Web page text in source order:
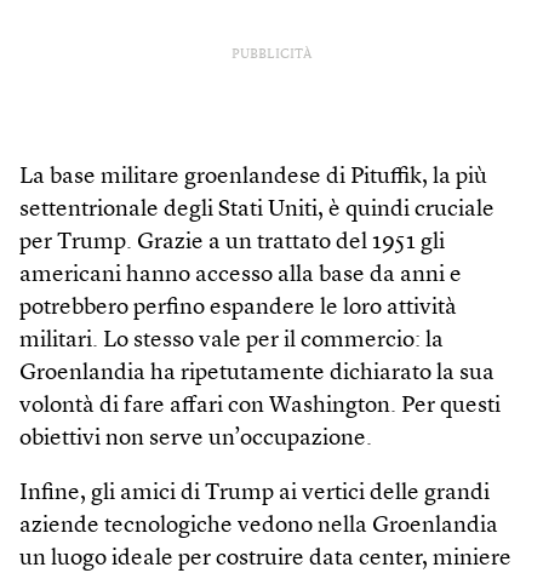
PUBBLICITÀ
La base militare groenlandese di Pituffik, la più
settentrionale degli Stati Uniti, è quindi cruciale
per Trump. Grazie a un trattato del 1951 gli
americani hanno accesso alla base da anni e
potrebbero perfino espandere le loro attività
militari. Lo stesso vale per il commercio: la
Groenlandia ha ripetutamente dichiarato la sua
volontà di fare affari con Washington. Per questi
obiettivi non serve un’occupazione.
Infine, gli amici di Trump ai vertici delle grandi
aziende tecnologiche vedono nella Groenlandia
un luogo ideale per costruire data center, miniere